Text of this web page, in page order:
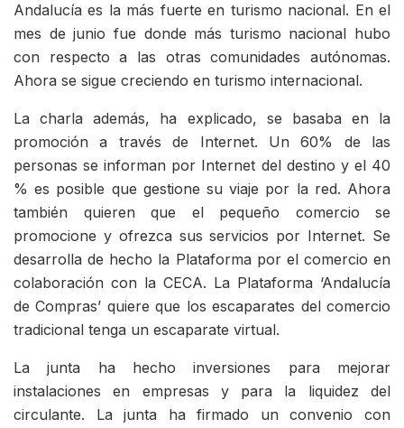
Andalucía es la más fuerte en turismo nacional. En el
mes de junio fue donde más turismo nacional hubo
con respecto a las otras comunidades autónomas.
Ahora se sigue creciendo en turismo internacional.
La charla además, ha explicado, se basaba en la
promoción a través de Internet. Un 60% de las
personas se informan por Internet del destino y el 40
% es posible que gestione su viaje por la red. Ahora
también quieren que el pequeño comercio se
promocione y ofrezca sus servicios por Internet. Se
desarrolla de hecho la Plataforma por el comercio en
colaboración con la CECA. La Plataforma ‘Andalucía
de Compras’ quiere que los escaparates del comercio
tradicional tenga un escaparate virtual.
La junta ha hecho inversiones para mejorar
instalaciones en empresas y para la liquidez del
circulante. La junta ha firmado un convenio con